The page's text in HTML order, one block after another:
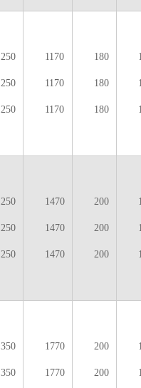
250
250
250
1170
1170
1170
180
180
180
250
250
250
1470
1470
1470
200
200
200
350
350
1770
1770
200
200